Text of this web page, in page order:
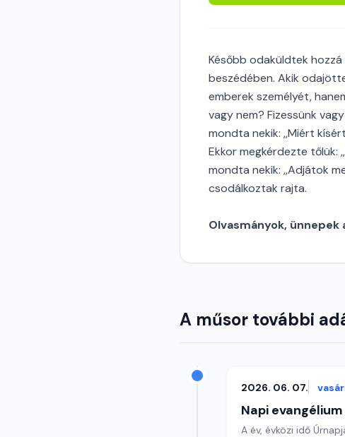
Később odaküldtek
beszédében. Akik
emberek személyét,
vagy nem? Fizessünk
mondta nekik: ,,Miért
Ekkor megkérdezte tőlük:
mondta nekik: ,,Adjátok
csodálkoztak rajta.
Olvasmányok,
A műsor további
2026. 06. 07.
Napi evangélium
A év, évközi idő